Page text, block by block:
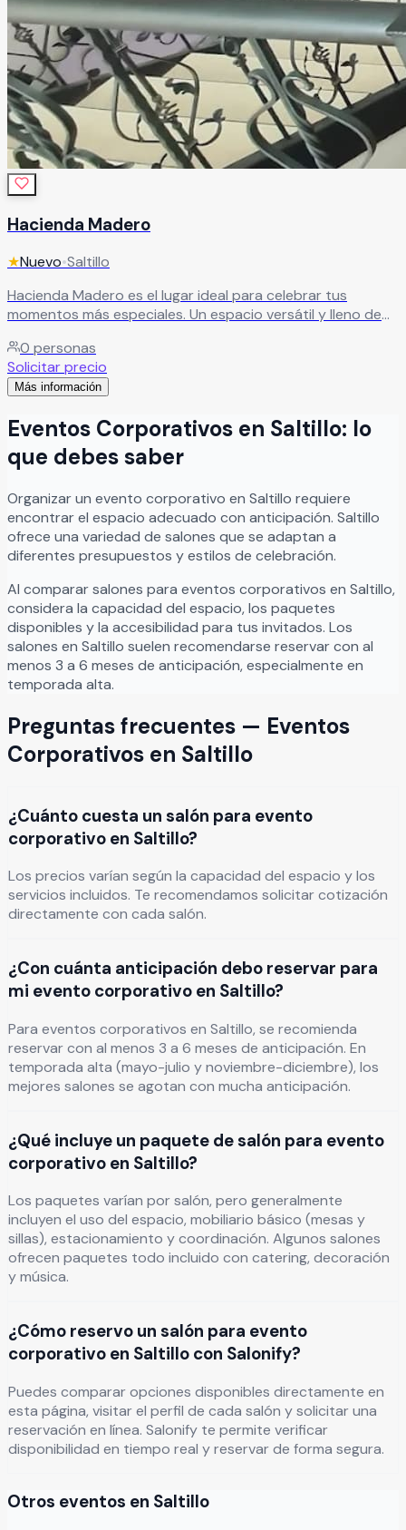
Hacienda Madero
★Nuevo•Saltillo
Hacienda Madero es el lugar ideal para celebrar tus
momentos más especiales. Un espacio versátil y lleno de
aniversarios, baby showers, graduaciones y posadas,
donde cada evento se convierte en una experiencia
inolvidable.Leer más
0 personas
Solicitar precio
Más información
Eventos Corporativos en Saltillo: lo
que debes saber
Organizarun evento corporativo en Saltillo requiere
encontrar el espacio adecuado con anticipación. Saltillo
ofrece una variedad de salones que se adaptan a
diferentes presupuestos y estilos de celebración.
Al comparar salones para eventos corporativos en Saltillo,
considera la capacidad del espacio, los paquetes
disponibles y la accesibilidad para tus invitados. Los
salones en Saltillo suelen recomendarse reservar con al
menos 3 a 6 meses de anticipación, especialmente en
temporada alta.
Preguntas frecuentes — Eventos
Corporativos en Saltillo
¿Cuánto cuesta un salón para evento
corporativo en Saltillo?
Los precios varían según la capacidad del espacio y los
servicios incluidos. Te recomendamos solicitar cotización
directamente con cada salón.
¿Con cuánta anticipación debo reservar para
mi evento corporativo en Saltillo?
Para eventos corporativos en Saltillo, se recomienda
reservar con al menos 3 a 6 meses de anticipación. En
temporada alta (mayo-julio y noviembre-diciembre), los
mejores salones se agotan con mucha anticipación.
¿Qué incluye un paquete de salón para evento
corporativo en Saltillo?
Los paquetes varían por salón, pero generalmente
incluyen el uso del espacio, mobiliario básico (mesas y
sillas), estacionamiento y coordinación. Algunos salones
ofrecen paquetes todo incluido con catering, decoración
y música.
¿Cómo reservo un salón para evento
corporativo en Saltillo con Salonify?
Puedes comparar opciones disponibles directamente en
esta página, visitar el perfil de cada salón y solicitar una
reservación en línea. Salonify te permite verificar
disponibilidad en tiempo real y reservar de forma segura.
Otros eventos en Saltillo